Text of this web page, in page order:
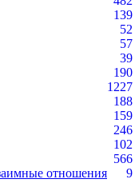
139
52
57
39
190
1227
188
159
246
102
566
отношения
9